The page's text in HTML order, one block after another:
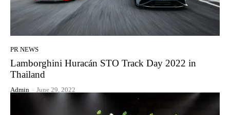
PR NEWS
Lamborghini Huracán STO Track Day 2022 in
Thailand
Admin - June 29, 2022